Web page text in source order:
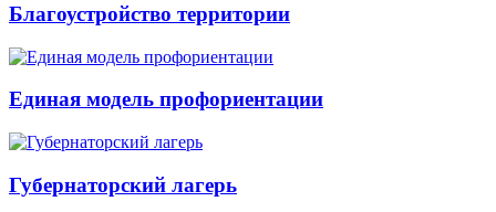
Благоустройство территории
Единая модель профориентации
Губернаторский лагерь